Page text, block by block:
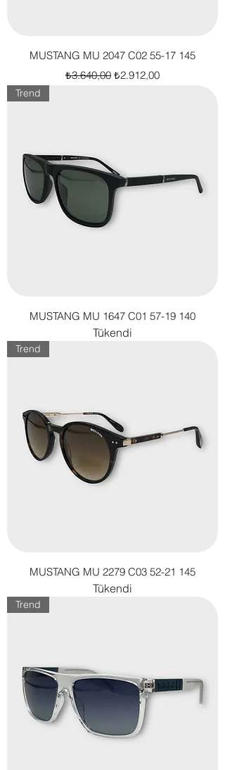
MUSTANG MU 2047 C02 55-17 145
Normal Fiyat
₺3.640,00 İndirimli Fiyat
₺2.912,00
Trend
MUSTANG MU 1647 C01 57-19 140
Tükendi
Trend
MUSTANG MU 2279 C03 52-21 145
Tükendi
Trend